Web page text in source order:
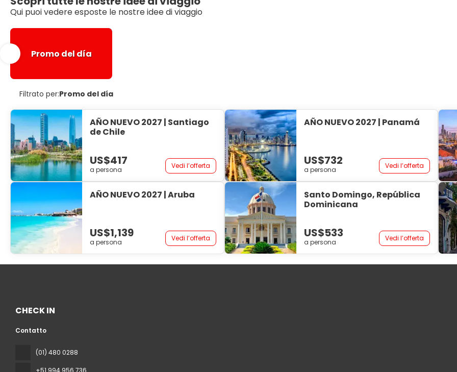
Qui puoi vedere esposte le nostre idee di viaggio
Promo del día
Filtrato per:Promo del día
AÑO NUEVO 2027 | Santiago
de Chile
US$417
a persona Vedi l’offerta
AÑO NUEVO 2027 | Panamá
US$732
a persona Vedi l’offerta
AÑO NUEVO 2027 | Aruba
US$1,139
a persona Vedi l’offerta
Santo Domingo, República
Dominicana
US$533
a persona Vedi l’offerta
CHECK IN
Contatto
(01) 480 0288
+51 994 956 736